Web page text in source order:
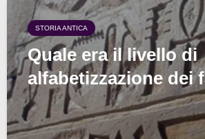
STORIA ANTICA
Quale era il livello di
alfabetizzazione dei